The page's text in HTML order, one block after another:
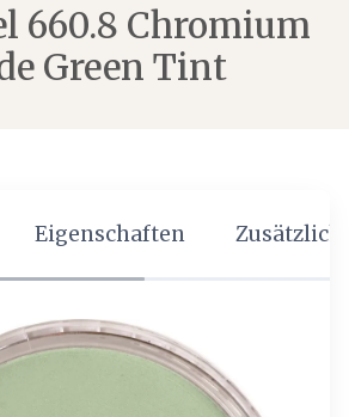
660.8 Chromium
Green Tint
Eigenschaften